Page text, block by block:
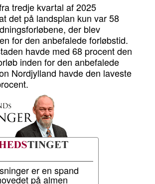
tredje kvartal af 2025
det på landsplan kun var 58
der blev
for den anbefalede forløbstid.
havde med 68 procent den
inden for den anbefalede
Nordjylland havde den laveste
er en spand
på almen